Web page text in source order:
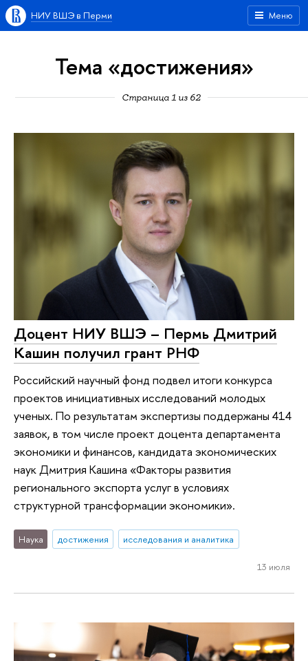
Меню
НИУ ВШЭ в Перми
Тема «достижения»
Страница 1 из 62
Доцент НИУ ВШЭ – Пермь Дмитрий
Кашин получил грант РНФ
Российский научный фонд подвел итоги конкурса
проектов инициативных исследований молодых
ученых. По результатам экспертизы поддержаны 414
заявок, в том числе проект доцента департамента
экономики и финансов, кандидата экономических
наук Дмитрия Кашина «Факторы развития
регионального экспорта услуг в условиях
структурной трансформации экономики».
Наука достижения исследования и аналитика
13 июля